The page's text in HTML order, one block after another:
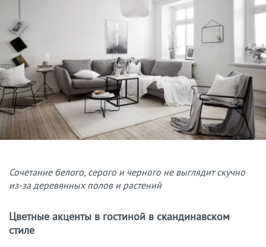
Сочетание белого, серого и черного не выглядит скучно
из-за деревянных полов и растений
Цветные акценты в гостиной в скандинавском
стиле